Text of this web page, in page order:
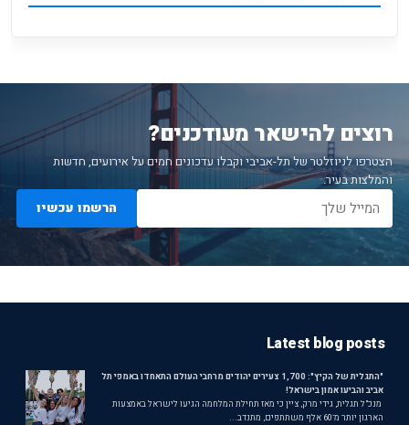
רוצים להישאר מעודכנים?
הצטרפו לניוזלטר של תל-אביבי וקבלו עדכונים חמים על אירועים, חדשות
והמלצות בעיר.
הרשמו עכשיו
Latest blog posts
"התגלית של הקיץ": 1,700 צעירים יהודים מרחבי העולם התאחדו באמפי תל
אביב והביעו אמון בישראל!
מנכ"ל תגלית, גידי מרק, ציין כי מאז תחילת המלחמה הגיעו לישראל באמצעות
הארגון יותר מ־60 אלף משתתפים, מתנדב...